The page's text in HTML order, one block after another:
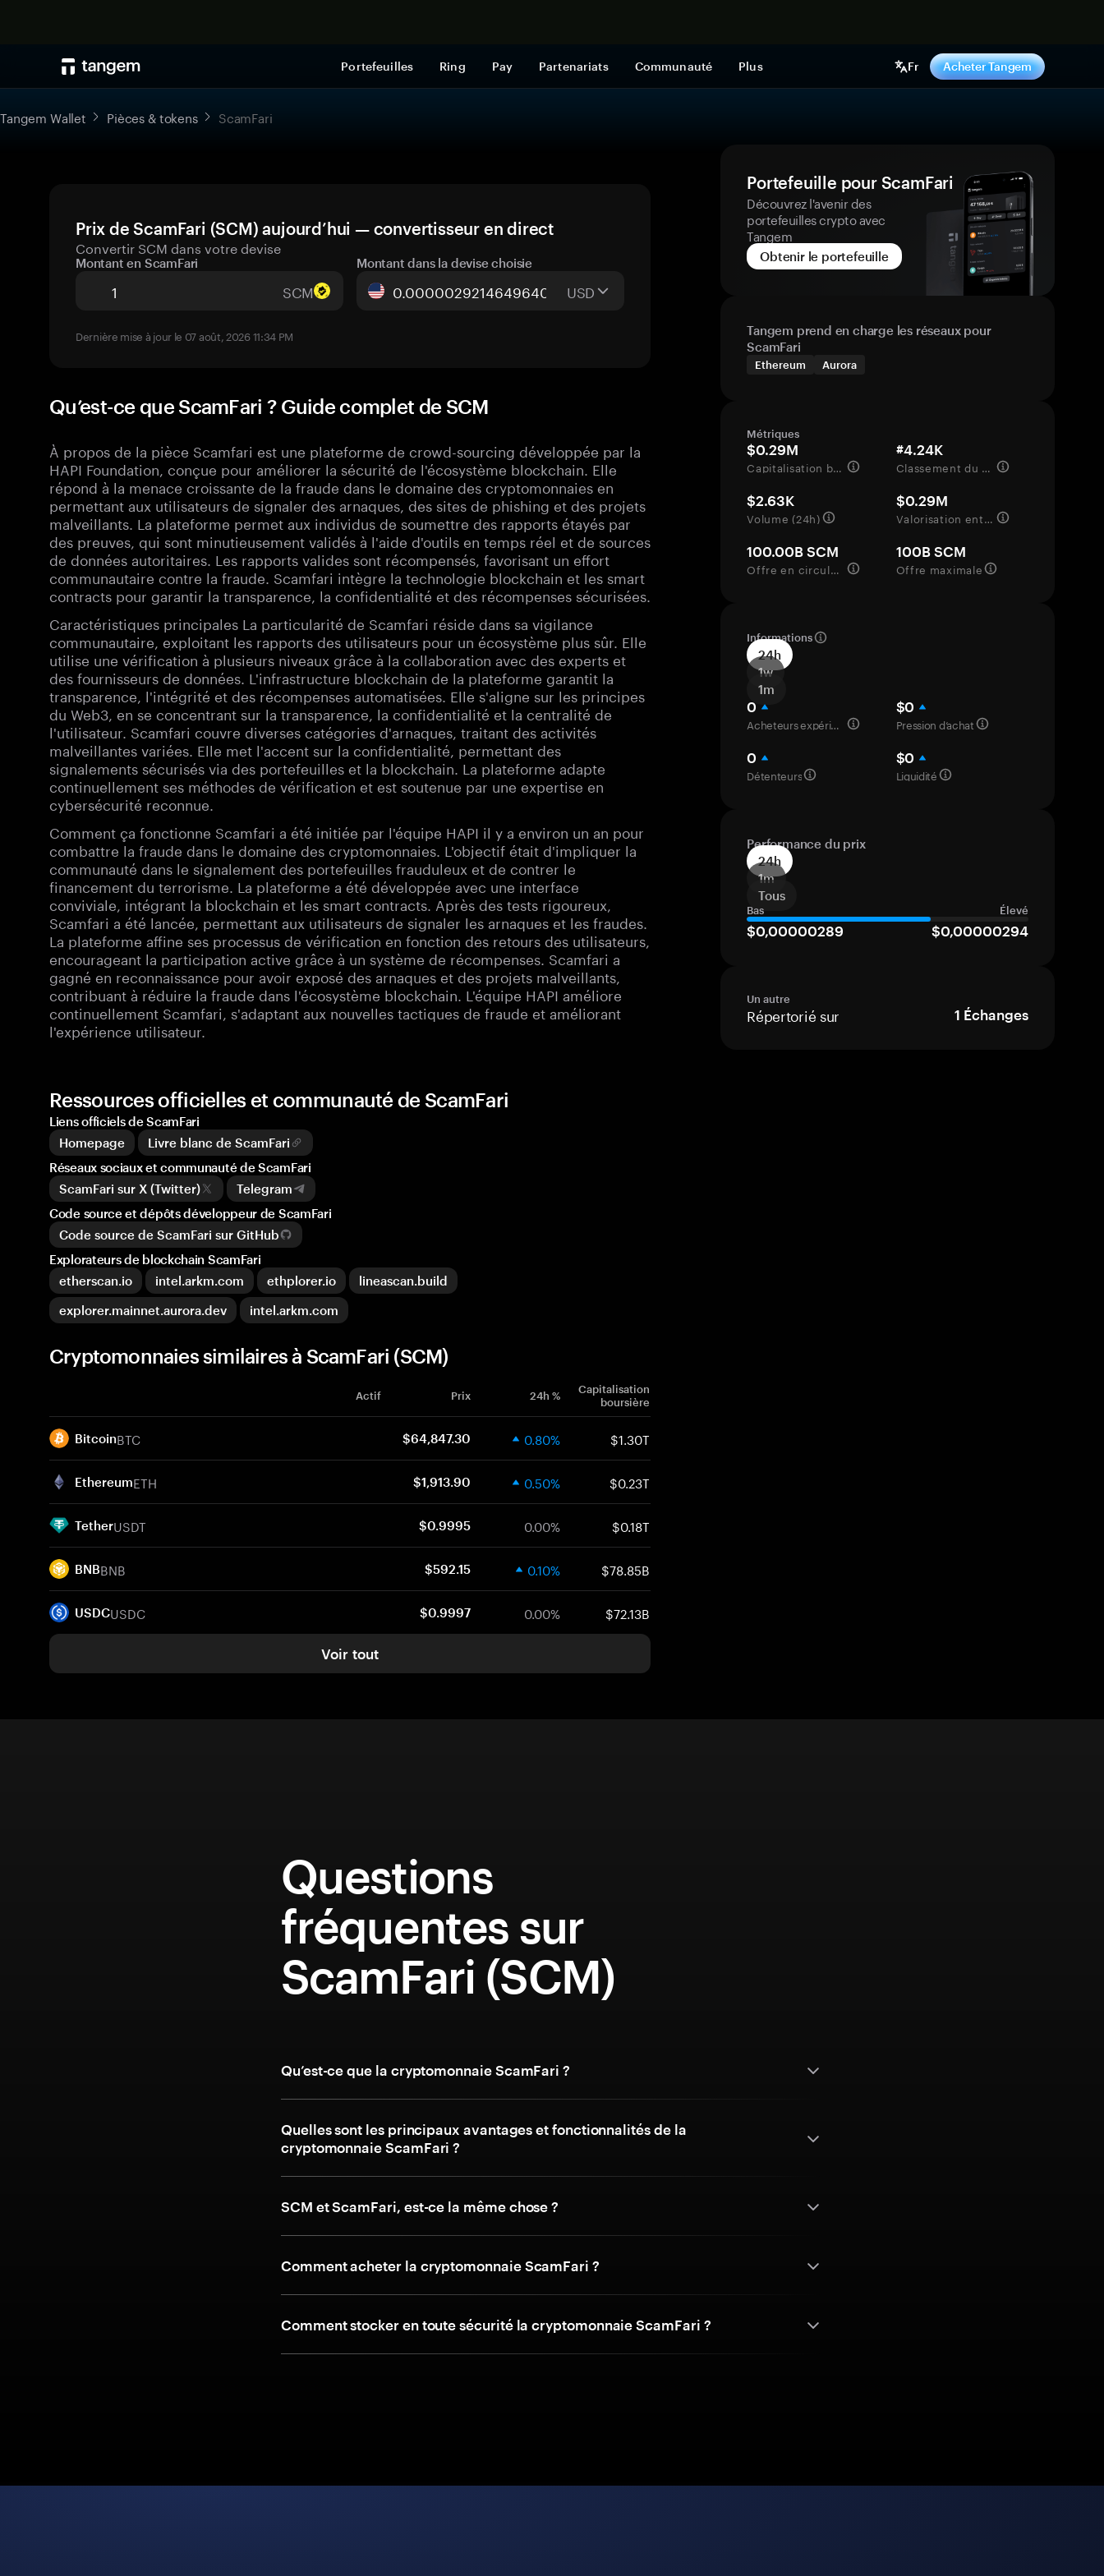
Portefeuilles Ring Pay Partenariats Communauté Plus Fr Acheter Tangem
Tangem Wallet Pièces & tokens ScamFari
Prix de ScamFari (SCM) aujourd’hui — convertisseur en direct
Convertir SCM dans votre devise
Montant en ScamFari
SCM
Montant dans la devise choisie
USD
Dernière mise à jour le 07 août, 2026 11:34 PM
Qu’est-ce que ScamFari ? Guide complet de SCM
À propos de la pièce Scamfari est une plateforme de crowd-sourcing développée par la
HAPI Foundation, conçue pour améliorer la sécurité de l'écosystème blockchain. Elle
répond à la menace croissante de la fraude dans le domaine des cryptomonnaies en
permettant aux utilisateurs de signaler des arnaques, des sites de phishing et des projets
malveillants. La plateforme permet aux individus de soumettre des rapports étayés par
des preuves, qui sont minutieusement validés à l'aide d'outils en temps réel et de sources
de données autoritaires. Les rapports valides sont récompensés, favorisant un effort
communautaire contre la fraude. Scamfari intègre la technologie blockchain et les smart
contracts pour garantir la transparence, la confidentialité et des récompenses sécurisées.
Caractéristiques principales La particularité de Scamfari réside dans sa vigilance
communautaire, exploitant les rapports des utilisateurs pour un écosystème plus sûr. Elle
utilise une vérification à plusieurs niveaux grâce à la collaboration avec des experts et
des fournisseurs de données. L'infrastructure blockchain de la plateforme garantit la
transparence, l'intégrité et des récompenses automatisées. Elle s'aligne sur les principes
du Web3, en se concentrant sur la transparence, la confidentialité et la centralité de
l'utilisateur. Scamfari couvre diverses catégories d'arnaques, traitant des activités
malveillantes variées. Elle met l'accent sur la confidentialité, permettant des
signalements sécurisés via des portefeuilles et la blockchain. La plateforme adapte
continuellement ses méthodes de vérification et est soutenue par une expertise en
cybersécurité reconnue.
Comment ça fonctionne Scamfari a été initiée par l'équipe HAPI il y a environ un an pour
combattre la fraude dans le domaine des cryptomonnaies. L'objectif était d'impliquer la
communauté dans le signalement des portefeuilles frauduleux et de contrer le
financement du terrorisme. La plateforme a été développée avec une interface
conviviale, intégrant la blockchain et les smart contracts. Après des tests rigoureux,
Scamfari a été lancée, permettant aux utilisateurs de signaler les arnaques et les fraudes.
La plateforme affine ses processus de vérification en fonction des retours des utilisateurs,
encourageant la participation active grâce à un système de récompenses. Scamfari a
gagné en reconnaissance pour avoir exposé des arnaques et des projets malveillants,
contribuant à réduire la fraude dans l'écosystème blockchain. L'équipe HAPI améliore
continuellement Scamfari, s'adaptant aux nouvelles tactiques de fraude et améliorant
l'expérience utilisateur.
Portefeuille pour ScamFari
Découvrez l'avenir des
portefeuilles crypto avec
Tangem
Obtenir le portefeuille
Tangem prend en charge les réseaux pour
ScamFari
Ethereum Aurora
Métriques
$0.29M
Capitalisation boursière
#4.24K
Classement du marché
$2.63K
Volume (24h)
$0.29M
Valorisation entièrement diluée
100.00B SCM
Offre en circulation
100B SCM
Offre maximale
Informations
24h
1w
1m
0
Acheteurs expérimentés
$0
Pression d’achat
0
Détenteurs
$0
Liquidité
Performance du prix
24h
1m
Tous
Bas Élevé
$0,00000289 $0,00000294
Un autre
Répertorié sur 1 Échanges
Ressources officielles et communauté de ScamFari
Liens officiels de ScamFari
Homepage
Livre blanc de ScamFari
Réseaux sociaux et communauté de ScamFari
ScamFari sur X (Twitter)
Telegram
Code source et dépôts développeur de ScamFari
Code source de ScamFari sur GitHub
Explorateurs de blockchain ScamFari
etherscan.io
intel.arkm.com ethplorer.io
lineascan.build
explorer.mainnet.aurora.dev
intel.arkm.com
Cryptomonnaies similaires à ScamFari (SCM)
Actif Prix 24h %
Capitalisation
boursière
BitcoinBTC $64,847.30 0.80% $1.30T
EthereumETH $1,913.90 0.50% $0.23T
TetherUSDT $0.9995 0.00% $0.18T
BNBBNB $592.15 0.10% $78.85B
USDCUSDC $0.9997 0.00% $72.13B
Voir tout
Questions
fréquentes sur
ScamFari (SCM)
Qu’est-ce que la cryptomonnaie ScamFari ?
Quelles sont les principaux avantages et fonctionnalités de la
cryptomonnaie ScamFari ?
SCM et ScamFari, est-ce la même chose ?
Comment acheter la cryptomonnaie ScamFari ?
Comment stocker en toute sécurité la cryptomonnaie ScamFari ?